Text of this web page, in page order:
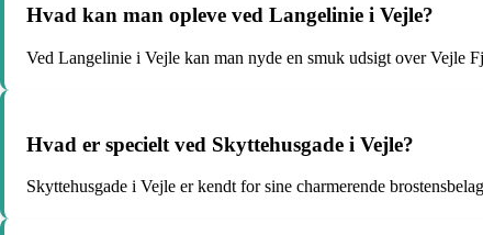
Hvad kan man opleve ved Langelinie i Vejle?
Ved Langelinie i Vejle kan man nyde en smuk udsigt over Vejle
Hvad er specielt ved Skyttehusgade i Vejle?
Skyttehusgade i Vejle er kendt for sine charmerende